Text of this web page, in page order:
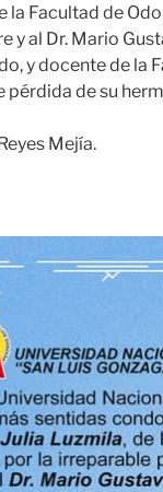
la Facultad de
y al Dr. Mario
y docente de la
pérdida de su
Mejía.